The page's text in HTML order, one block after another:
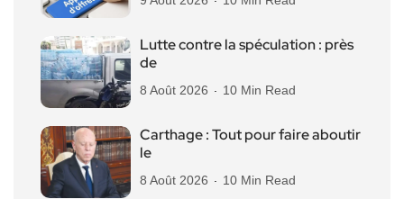
Lutte contre la spéculation : près
de
8 Août 2026 10 Min Read
Carthage : Tout pour faire aboutir
le
8 Août 2026 10 Min Read